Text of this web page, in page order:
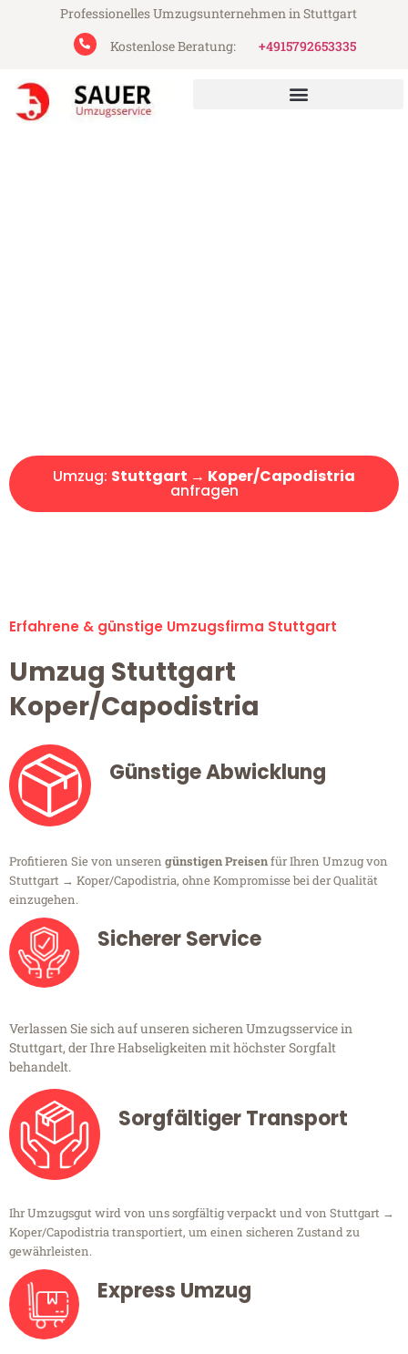
Professionelles Umzugsunternehmen in Stuttgart
Kostenlose Beratung:
+4915792653335
Umzug: Stuttgart → Koper/Capodistria
anfragen
Erfahrene & günstige Umzugsfirma Stuttgart
Umzug Stuttgart
Koper/Capodistria
Günstige Abwicklung
Profitieren Sie von unseren günstigen Preisenfür Ihren Umzug von
Stuttgart → Koper/Capodistria, ohne Kompromisse bei der Qualität
einzugehen.
Sicherer Service
Verlassen Sie sich auf unseren sicheren Umzugsservice in
Stuttgart, der Ihre Habseligkeiten mit höchster Sorgfalt
behandelt.
Sorgfältiger Transport
Ihr Umzugsgut wird von uns sorgfältig verpackt und von Stuttgart →
Koper/Capodistria transportiert, um einen sicheren Zustand zu
gewährleisten.
Express Umzug